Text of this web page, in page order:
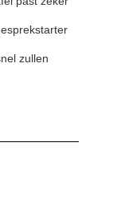
zullen